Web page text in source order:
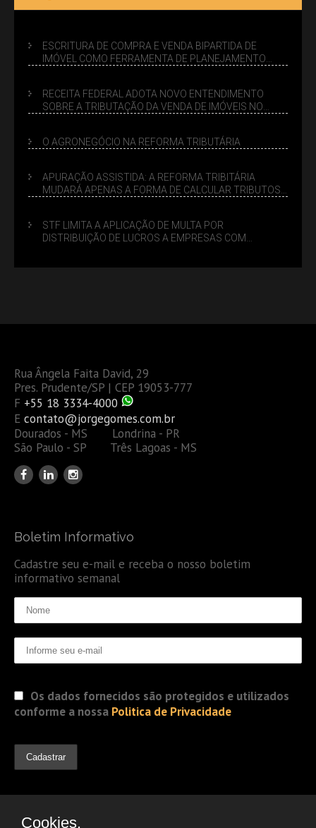
ESCRITURA DE COMPRA E VENDA BIPARTIDA DE
IMÓVEL COMO FERRAMENTA DE PLANEJAMENTO
RECEITA FEDERAL ADOTA NOVO ENTENDIMENTO
SOBRE A TRIBUTAÇÃO DA VENDA DE IMÓVEIS NO
O AGRONEGÓCIO NA REFORMA TRIBUTÁRIA
APURAÇÃO ASSISTIDA: A REFORMA TRIBITÁRIA
MUDARÁ APENAS A FORMA DE CALCULAR TRIBUTOS
STF LIMITA A APLICAÇÃO DE MULTA POR
DISTRIBUIÇÃO DE LUCROS A EMPRESAS COM
Rua Ângela Faita David, 29
Pres. Prudente/SP | CEP 19053-777
F +55 18 3334-4000
E contato@jorgegomes.com.br
Dourados - MS Londrina - PR
São Paulo - SP Três Lagoas - MS
Boletim Informativo
Cadastre seu e-mail e receba o nosso boletim
informativo semanal
Os dados fornecidos são protegidos e utilizados
conforme a nossa Politica de Privacidade
Cookies.